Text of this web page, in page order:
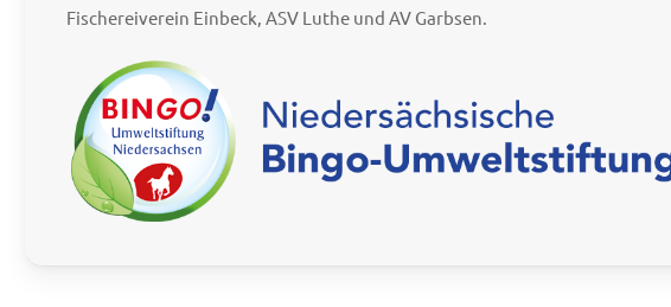
Fischereiverein Einbeck, ASV Luthe und AV Garbsen.